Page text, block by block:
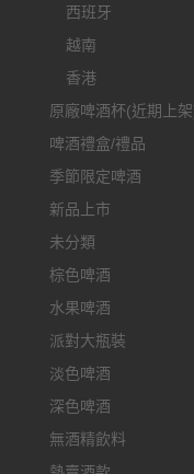
西班牙
越南
香港
原廠啤酒杯(近期上
啤酒禮盒/禮品
季節限定啤酒
新品上市
未分類
棕色啤酒
水果啤酒
派對大瓶裝
淡色啤酒
深色啤酒
無酒精飲料